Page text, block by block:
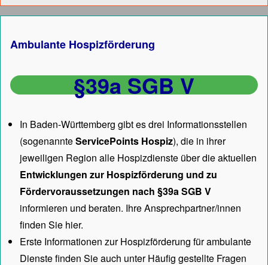
Ambulante Hospizförderung
§39a SGB V
In Baden-Württemberg gibt es drei Informationsstellen
(sogenannteServicePoints Hospiz), die in ihrer
jeweiligen Region alle Hospizdienste über die aktuellen
Entwicklungen zur Hospizförderung und zu
Fördervoraussetzungen nach §39a SGB V
informieren und beraten. Ihre Ansprechpartner/innen
finden Sie hier.
Erste Informationen zur Hospizförderung für ambulante
Dienste finden Sie auch unterHäufig gestellte Fragen